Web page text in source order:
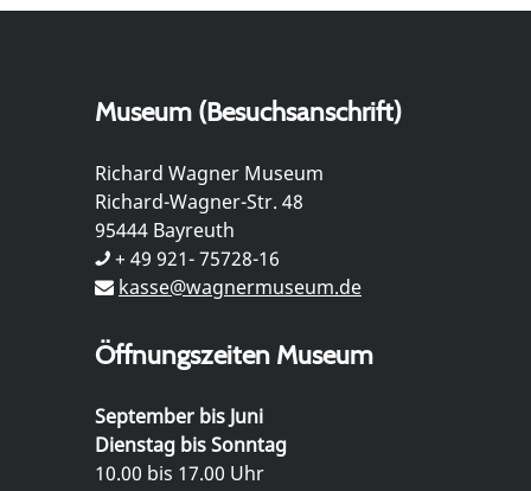
Museum (Besuchsanschrift)
Richard Wagner Museum
Richard-Wagner-Str. 48
95444 Bayreuth
+ 49 921- 75728-16
kasse@wagnermuseum.de
Öffnungszeiten Museum
September bis Juni
Dienstag bis Sonntag
10.00 bis 17.00 Uhr